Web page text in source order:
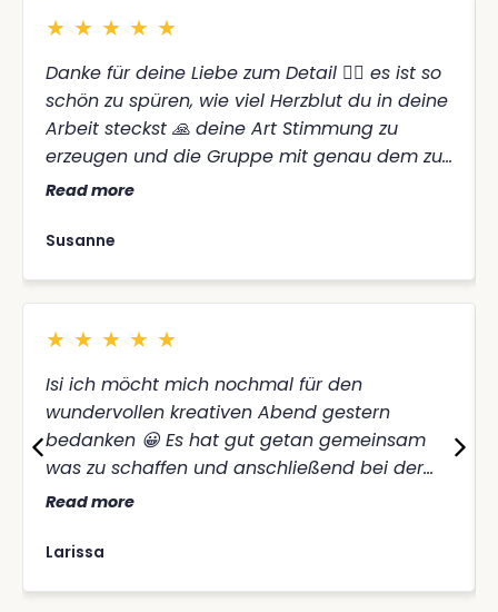
★ ★ ★ ★ ★
Danke für deine Liebe zum Detail 🧘‍♀️ es ist so
schön zu spüren, wie viel Herzblut du in deine
Arbeit steckst 🙏 deine Art Stimmung zu
erzeugen und die Gruppe mit genau dem zu
Nähren, was gebraucht wird, ist einzigartig 💕
Read more
Susanne
★ ★ ★ ★ ★
￼Isi ich möcht mich nochmal für den
wundervollen kreativen Abend gestern
bedanken 😀 Es hat gut getan gemeinsam
was zu schaffen und anschließend bei der
super angenehmen Yogastunde zu
Read more
Larissa